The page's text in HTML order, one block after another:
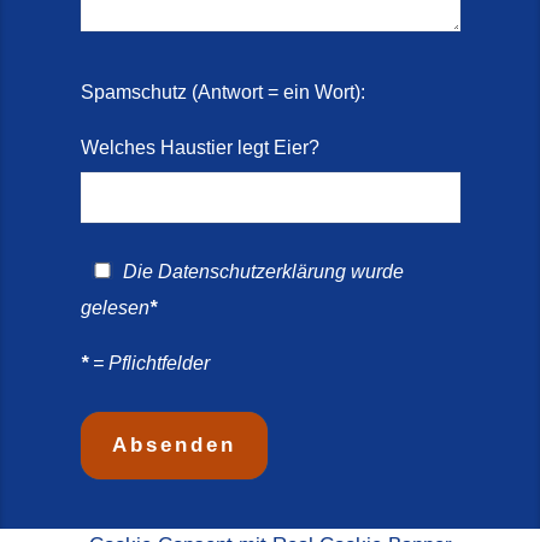
Spamschutz (Antwort = ein Wort):
Welches Haustier legt Eier?
Die Datenschutzerklärungwurde
gelesen*
*= Pflichtfelder